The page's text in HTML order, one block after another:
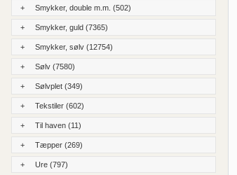
+ Smykker, double m.m. (502)
+ Smykker, guld (7365)
+ Smykker, sølv (12754)
+ Sølv (7580)
+ Sølvplet (349)
+ Tekstiler (602)
+ Til haven (11)
+ Tæpper (269)
+ Ure (797)